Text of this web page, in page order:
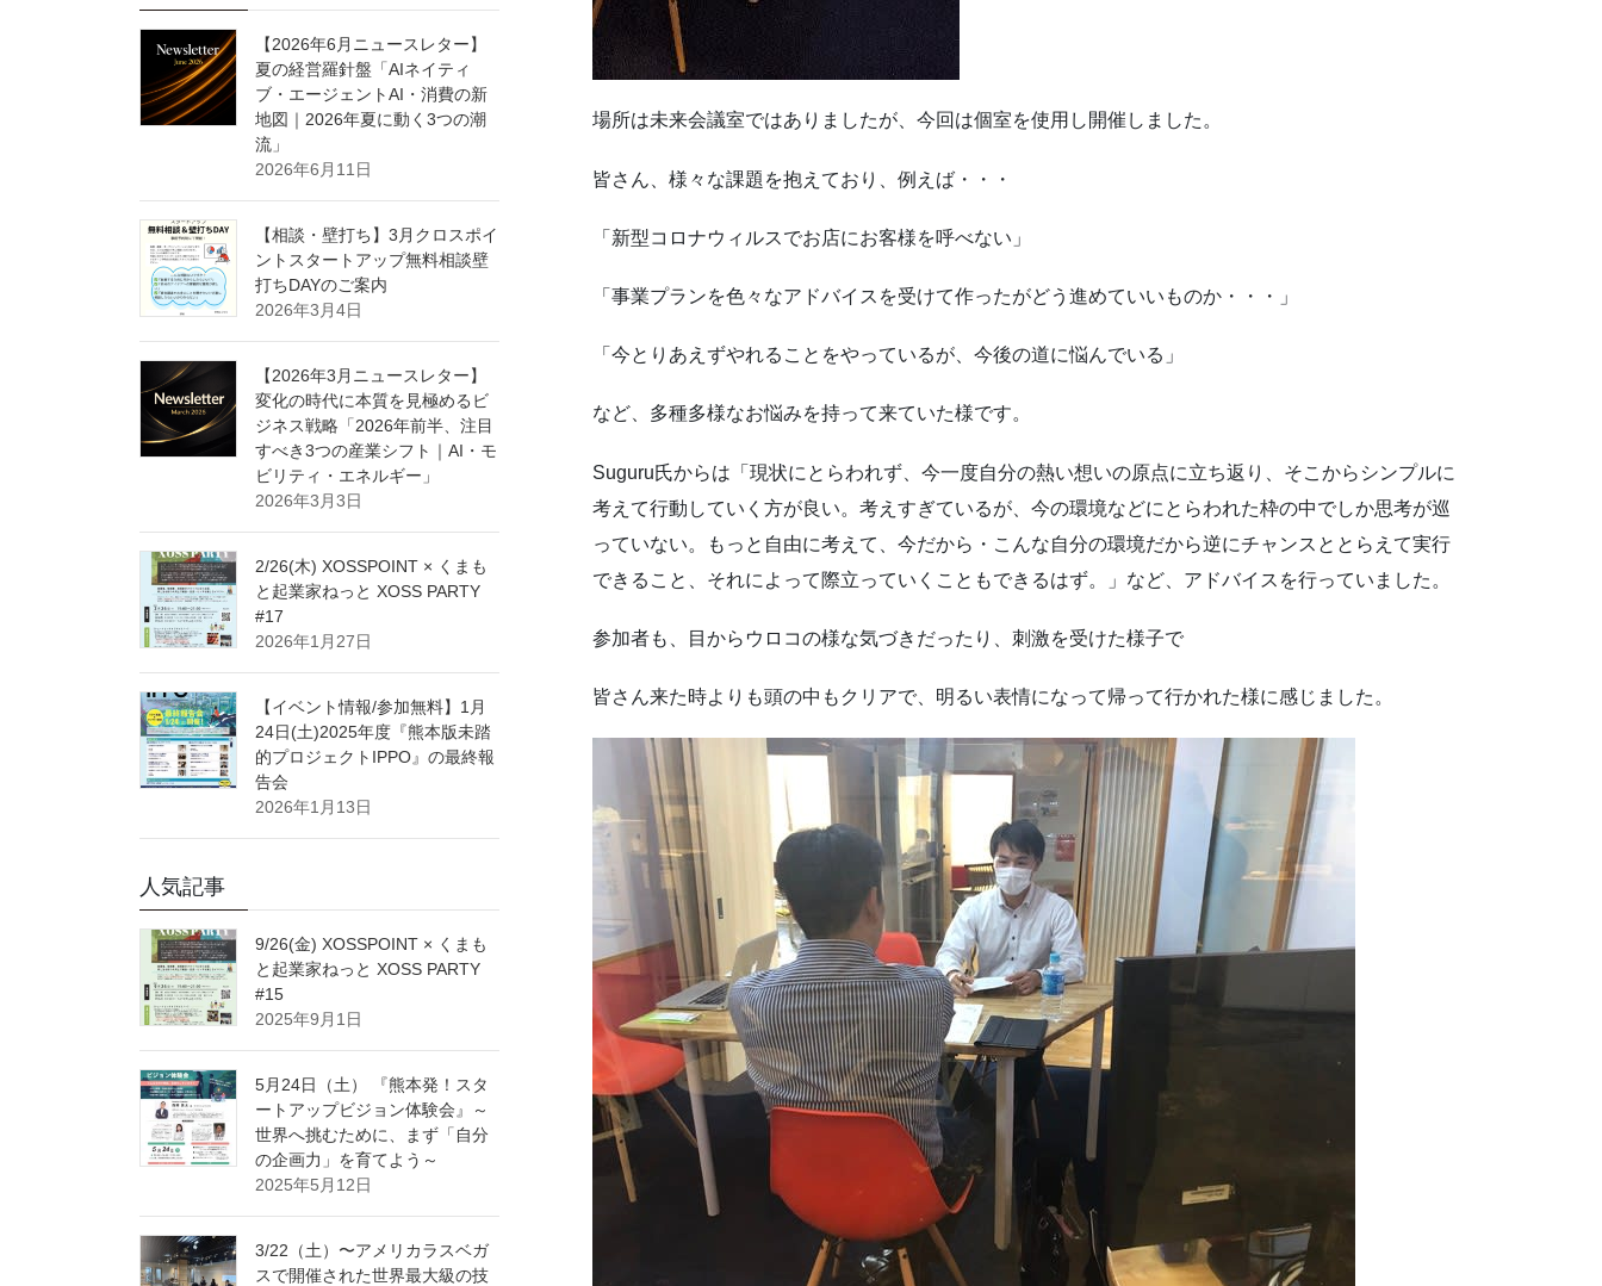
場所は未来会議室ではありましたが、今回は個室を使用し開催しました。
皆さん、様々な課題を抱えており、例えば・・・
「新型コロナウィルスでお店にお客様を呼べない」
「事業プランを色々なアドバイスを受けて作ったがどう進めていいものか・・・」
「今とりあえずやれることをやっているが、今後の道に悩んでいる」
など、多種多様なお悩みを持って来ていた様です。
Suguru氏からは「現状にとらわれず、今一度自分の熱い想いの原点に立ち返り、そこからシンプルに
考えて行動していく方が良い。考えすぎているが、今の環境などにとらわれた枠の中でしか思考が巡
っていない。もっと自由に考えて、今だから・こんな自分の環境だから逆にチャンスととらえて実行
できること、それによって際立っていくこともできるはず。」など、アドバイスを行っていました。
参加者も、目からウロコの様な気づきだったり、刺激を受けた様子で
皆さん来た時よりも頭の中もクリアで、明るい表情になって帰って行かれた様に感じました。
【2026年6月ニュースレター】
夏の経営羅針盤「AIネイティ
ブ・エージェントAI・消費の新
地図｜2026年夏に動く3つの潮
流」
2026年6月11日
【相談・壁打ち】3月クロスポイ
ントスタートアップ無料相談壁
打ちDAYのご案内
2026年3月4日
【2026年3月ニュースレター】
変化の時代に本質を見極めるビ
ジネス戦略「2026年前半、注目
すべき3つの産業シフト｜AI・モ
ビリティ・エネルギー」
2026年3月3日
2/26(木) XOSSPOINT × くまも
と起業家ねっと XOSS PARTY
#17
2026年1月27日
【イベント情報/参加無料】1月
24日(土)2025年度『熊本版未踏
的プロジェクトIPPO』の最終報
告会
2026年1月13日
人気記事
9/26(金) XOSSPOINT × くまも
と起業家ねっと XOSS PARTY
#15
2025年9月1日
5月24日（土） 『熊本発！スタ
ートアップビジョン体験会』～
世界へ挑むために、まず「自分
の企画力」を育てよう～
2025年5月12日
3/22（土）〜アメリカラスベガ
スで開催された世界最大級の技